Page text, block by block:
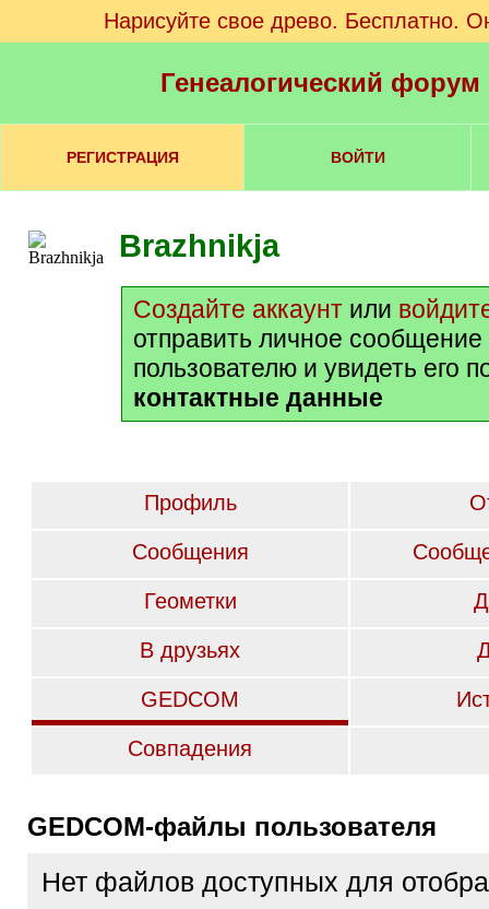
Нарисуйте свое древо. Бесплатно.
Генеалогический
РЕГИСТРАЦИЯ ВОЙТИ
Brazhnikja
Создайте аккаунт или
отправить личное сообщение
пользователю и увидеть его
контактные данные
Профиль
Сообщения
Геометки
В друзьях
GEDCOM
Совпадения
GEDCOM-файлы пользователя
Нет файлов доступных для